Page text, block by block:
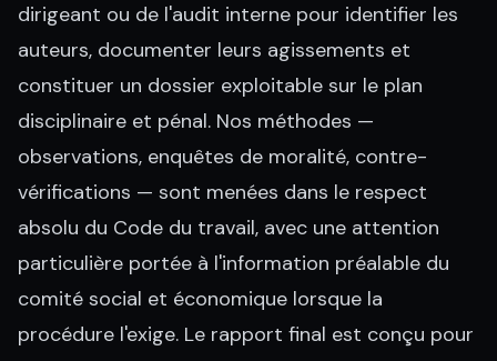
dirigeant ou de l'audit interne pour identifier les
auteurs, documenter leurs agissements et
constituer un dossier exploitable sur le plan
disciplinaire et pénal. Nos méthodes —
observations, enquêtes de moralité, contre-
vérifications — sont menées dans le respect
absolu du Code du travail, avec une attention
particulière portée à l'information préalable du
comité social et économique lorsque la
procédure l'exige. Le rapport final est conçu pour